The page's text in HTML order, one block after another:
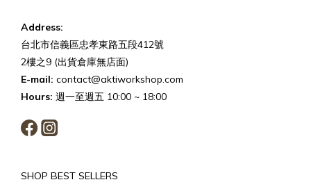
Address:
台北市信義區忠孝東路五段412號
2樓之9 (出貨倉庫無店面)
E-mail: contact@aktiworkshop.com
Hours: 週一至週五 10:00 ~ 18:00
SHOP BEST SELLERS